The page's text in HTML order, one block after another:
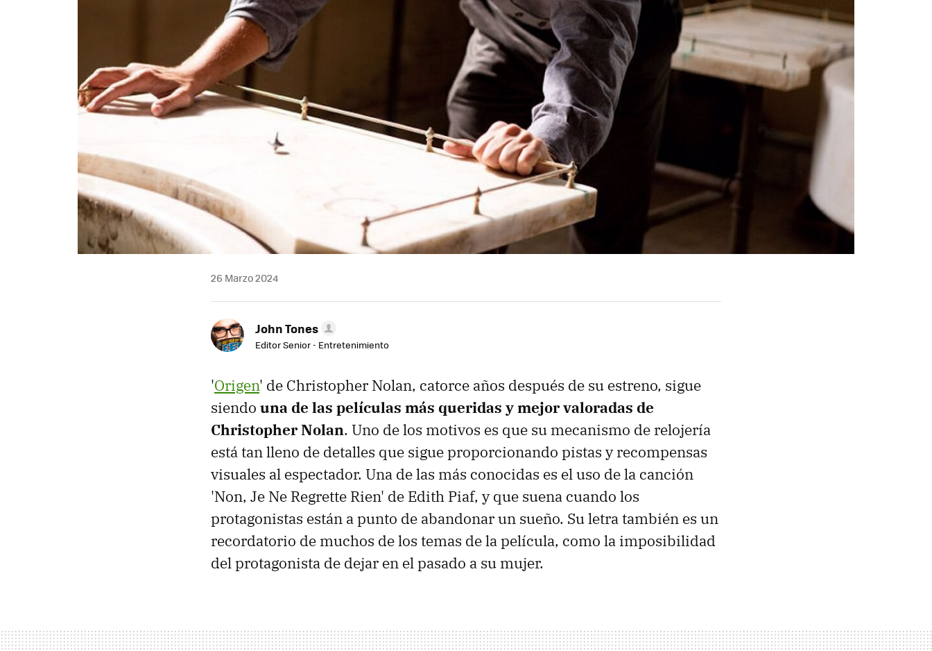
26 Marzo 2024
John Tones
Editor Senior - Entretenimiento
'Origen' de Christopher Nolan, catorce años después de su estreno, sigue
siendo una de las películas más queridas y mejor valoradas de
Christopher Nolan. Uno de los motivos es que su mecanismo de relojería
está tan lleno de detalles que sigue proporcionando pistas y recompensas
visuales al espectador. Una de las más conocidas es el uso de la canción
'Non, Je Ne Regrette Rien' de Edith Piaf, y que suena cuando los
protagonistas están a punto de abandonar un sueño. Su letra también es un
recordatorio de muchos de los temas de la película, como la imposibilidad
del protagonista de dejar en el pasado a su mujer.